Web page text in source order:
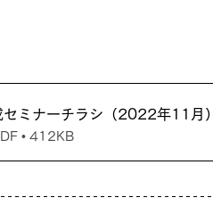
セミナーチラシ（2022年11月）
• 412KB